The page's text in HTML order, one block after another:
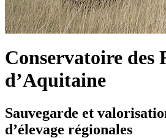
Conservatoire des
d’Aquitaine
Sauvegarde et
d’élevage régionales